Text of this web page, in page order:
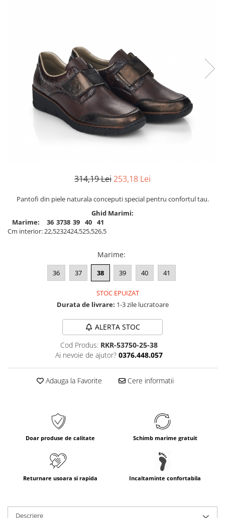
314,19 Lei253,18 Lei
Pantofi din piele naturala conceputi special pentru confortul tau.
Ghid Marimi:
Marime:
36 3738 39 40 41
Cm interior:22,5232424,525,526,5
Marime:
36 37 38 39 40 41
STOC EPUIZAT
Durata de livrare: 1-3 zile lucratoare
ALERTA STOC
Cod Produs: RKR-53750-25-38
Ai nevoie de ajutor? 0376.448.057
Adauga la Favorite Cere informatii
Doar produse de calitate Schimb marime gratuit
Returnare usoara si rapida Incaltaminte confortabila
Descriere